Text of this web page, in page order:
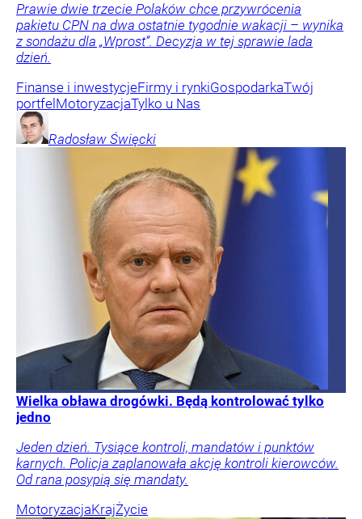
Prawie dwie trzecie Polaków chce przywrócenia
pakietu CPN na dwa ostatnie tygodnie wakacji – wynika
z sondażu dla „Wprost”. Decyzja w tej sprawie lada
dzień.
Finanse i inwestycjeFirmy i rynkiGospodarkaTwój
portfel MotoryzacjaTylko u Nas
Radosław Święcki
Wielka obława drogówki. Będą kontrolować tylko
jedno
Jeden dzień. Tysiące kontroli, mandatów i punktów
karnych. Policja zaplanowała akcję kontroli kierowców.
Od rana posypią się mandaty.
MotoryzacjaKrajŻycie